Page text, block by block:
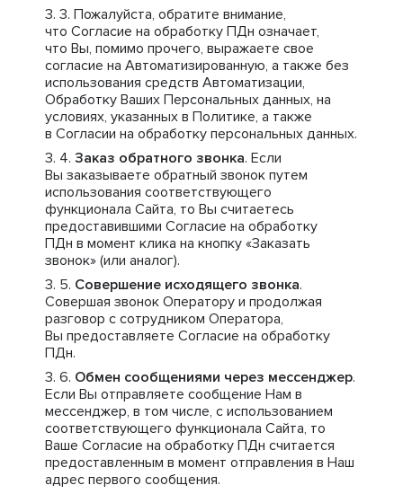
Пожалуйста, обратите внимание,
что Согласие на обработку ПДн означает,
что Вы, помимо прочего, выражаете свое
согласие на Автоматизированную, а также без
использования средств Автоматизации,
Обработку Ваших Персональных данных, на
условиях, указанных в Политике, а также
в Согласии на обработку персональных данных.
Заказ обратного звонка. Если
Вы заказываете обратный звонок путем
использования соответствующего
функционала Сайта, то Вы считаетесь
предоставившими Согласие на обработку
ПДн в момент клика на кнопку «Заказать
звонок» (или аналог).
Совершение исходящего звонка.
Совершая звонок Оператору и продолжая
разговор с сотрудником Оператора,
Вы предоставляете Согласие на обработку
ПДн.
Обмен сообщениями через мессенджер.
Если Вы отправляете сообщение Нам в
мессенджер, в том числе, с использованием
соответствующего функционала Сайта, то
Ваше Согласие на обработку ПДн считается
предоставленным в момент отправления в Наш
адрес первого сообщения.